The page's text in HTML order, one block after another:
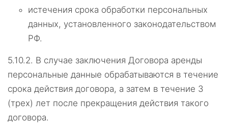
истечения срока обработки персональных
данных, установленного законодательством
РФ.
5.10.2. В случае заключения Договора аренды
персональные данные обрабатываются в течение
срока действия договора, а затем в течение 3
(трех) лет после прекращения действия такого
договора.